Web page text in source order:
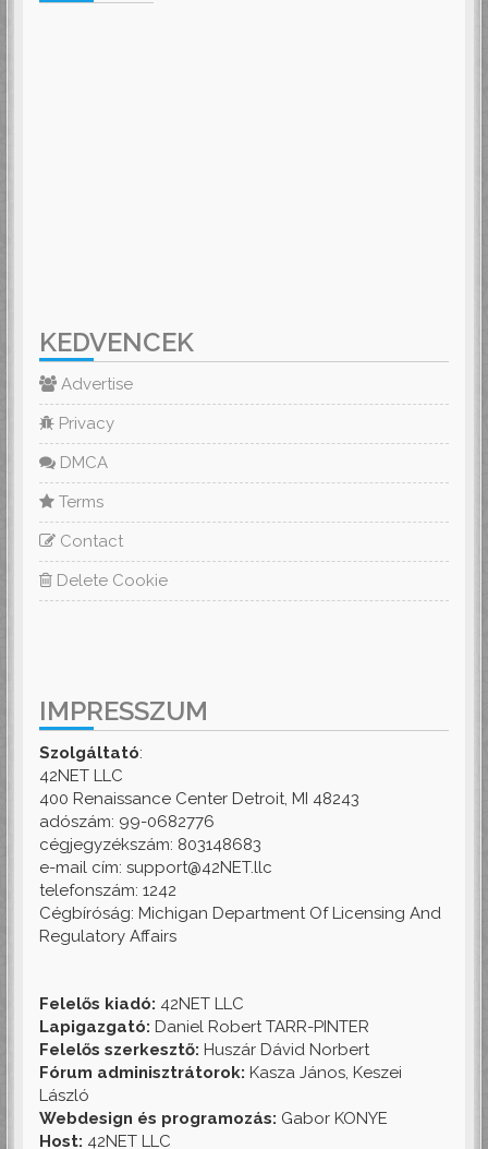
KEDVENCEK
Advertise
Privacy
DMCA
Terms
Contact
Delete Cookie
IMPRESSZUM
Szolgáltató:
42NET LLC
400 Renaissance Center Detroit, MI 48243
adószám: 99-0682776
cégjegyzékszám: 803148683
e-mail cím: support@42NET.llc
telefonszám: 1242
Cégbíróság: Michigan Department Of Licensing And
Regulatory Affairs
Felelős kiadó: 42NET LLC
Lapigazgató: Daniel Robert TARR-PINTER
Felelős szerkesztő: Huszár Dávid Norbert
Fórum adminisztrátorok: Kasza János, Keszei
László
Webdesign és programozás: Gabor KONYE
Host: 42NET LLC